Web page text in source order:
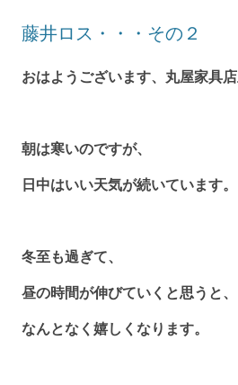
藤井ロス・・・その２
おはようございます、丸屋家具店
朝は寒いのですが、
日中はいい天気が続いています。
冬至も過ぎて、
昼の時間が伸びていくと思うと、
なんとなく嬉しくなります。